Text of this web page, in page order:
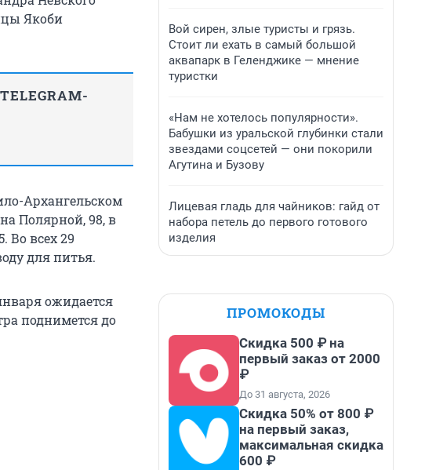
Якоби
Архангельском
Полярной, 98, в
Во всех 29
для питья.
ожидается
поднимется до
Вой сирен, злые туристы и грязь.
Стоит ли ехать в самый большой
аквапарк в Геленджике — мнение
туристки
«Нам не хотелось популярности».
Бабушки из уральской глубинки стали
звездами соцсетей — они покорили
Агутина и Бузову
Лицевая гладь для чайников: гайд от
набора петель до первого готового
изделия
ПРОМОКОДЫ
Скидка 500 ₽ на
первый заказ от 2000
₽
До 31 августа, 2026
Скидка 50% от 800 ₽
на первый заказ,
максимальная скидка
600 ₽